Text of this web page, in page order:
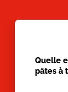
Quelle
pâtes à